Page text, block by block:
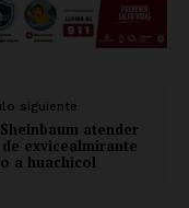
siguiente
atender
exvicealmirante
a huachicol